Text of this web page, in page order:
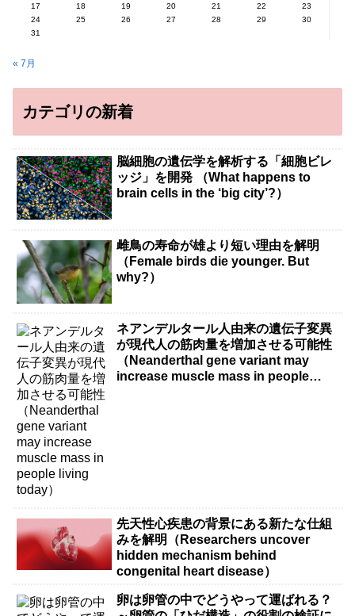
17
18 19 20 21 22
23
24
25 26 27 28 29
30
31
« 7月
カテゴリの新着
脳細胞の遺伝学を解析する「細胞ビレ
ッジ」を開発 （What happens to
brain cells in the ‘big city’?）
雌鳥の寿命が雄より短い理由を解明
（Female birds die younger. But
why?）
ネアンデルタール人由来の遺伝子変異
が現代人の筋肉量を増加させる可能性
（Neanderthal gene variant may
increase muscle mass in people
先天性心疾患の背景にある新たな仕組
みを解明（Researchers uncover
hidden mechanism behind
congenital heart disease）
卵は卵管の中でどうやって運ばれる？